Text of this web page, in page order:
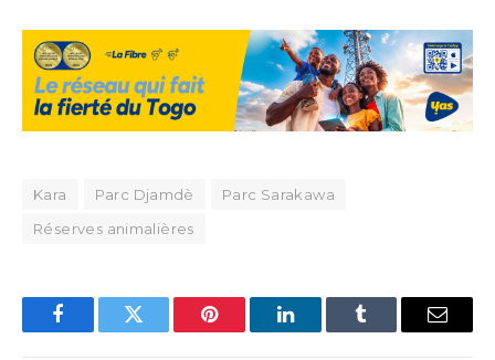
Kara Parc Djamdè
Parc Sarakawa
Réserves animalières
FacebookTwitter Pinterest LinkedInTumblr Email